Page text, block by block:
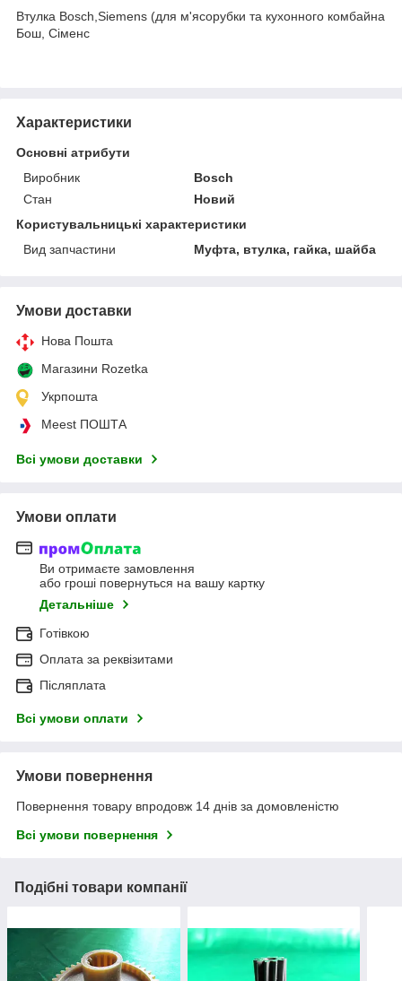
Втулка Bosch,Siemens (для м'ясорубки та кухонного комбайна
Бош, Сіменс
Характеристики
Основні атрибути
Виробник
Bosch
Стан
Новий
Користувальницькі характеристики
Вид запчастини
Муфта, втулка, гайка, шайба
Умови доставки
Нова Пошта
Магазини Rozetka
Укрпошта
Meest ПОШТА
Всі умови доставки
Умови оплати
Ви отримаєте замовлення
або гроші повернуться на вашу картку
Детальніше
Готівкою
Оплата за реквізитами
Післяплата
Всі умови оплати
Умови повернення
Повернення товару впродовж 14 днів за домовленістю
Всі умови повернення
Подібні товари компанії